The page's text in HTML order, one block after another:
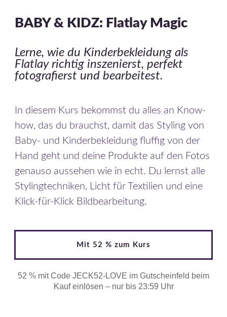
BABY & KIDZ: Flatlay Magic
Lerne, wie du Kinderbekleidung als
Flatlay richtig inszenierst, perfekt
fotografierst und bearbeitest.
In diesem Kurs bekommst du alles an Know-
how, das du brauchst, damit das Styling von
Baby- und Kinderbekleidung fluffig von der
Hand geht und deine Produkte auf den Fotos
genauso aussehen wie in echt. Du lernst alle
Stylingtechniken, Licht für Textilien und eine
Klick-für-Klick Bildbearbeitung.
Mit 52 % zum Kurs
52 % mit Code JECK52-LOVE im Gutscheinfeld beim
Kauf einlösen – nur bis 23:59 Uhr